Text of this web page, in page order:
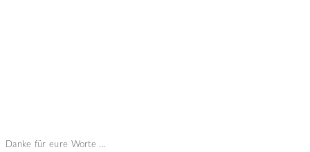
Danke für eure Worte ...